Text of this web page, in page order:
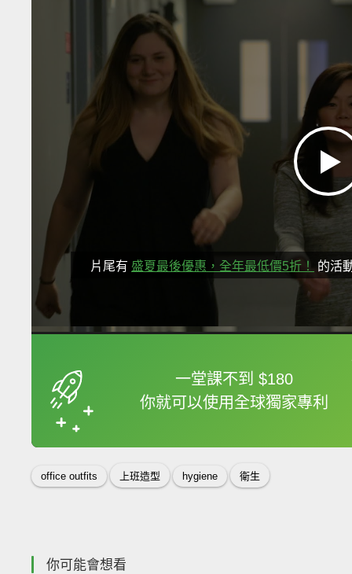
片尾有 盛夏最後優惠，全年最低價5折！ 的活
一堂課不到 $180
你就可以使用全球獨家專利
框選或點兩下字幕可
office outfits 上班造型 hygiene 衛生
你可能會想看